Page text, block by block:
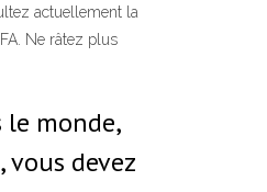
actuellement la
Ne râtez plus
le monde,
devez